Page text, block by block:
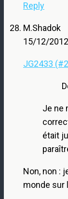
Reply
M.Shadok
15/12/2012
JG2433
Je ne
était
Non, non :
monde sur